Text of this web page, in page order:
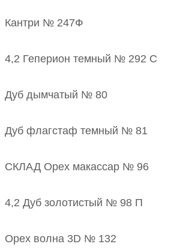
Кантри № 247Ф
4,2 Геперион темный № 292 С
Дуб дымчатый № 80
Дуб флагстаф темный № 81
СКЛАД Орех макассар № 96
4,2 Дуб золотистый № 98 П
Орех волна 3D № 132